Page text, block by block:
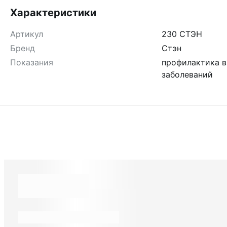
Характеристики
Артикул
230 СТЭН
Бренд
Стэн
Показания
профилактика
заболеваний